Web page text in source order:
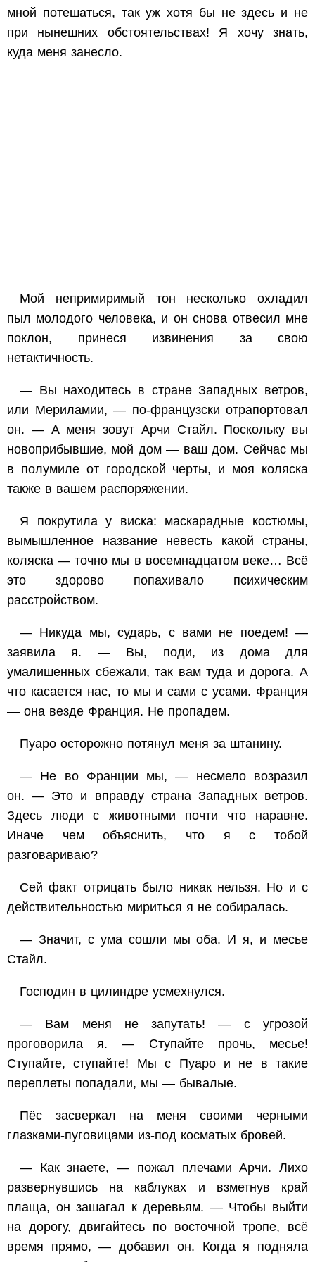
мной потешаться, так уж хотя бы не здесь и не
при нынешних обстоятельствах! Я хочу знать,
куда меня занесло.
Мой непримиримый тон несколько охладил
пыл молодого человека, и он снова отвесил мне
поклон, принеся извинения за свою
нетактичность.
— Вы находитесь в стране Западных ветров,
или Мериламии, — по-французски отрапортовал
он. — А меня зовут Арчи Стайл. Поскольку вы
новоприбывшие, мой дом — ваш дом. Сейчас мы
в полумиле от городской черты, и моя коляска
также в вашем распоряжении.
Я покрутила у виска: маскарадные костюмы,
вымышленное название невесть какой страны,
коляска — точно мы в восемнадцатом веке… Всё
это здорово попахивало психическим
расстройством.
— Никуда мы, сударь, с вами не поедем! —
заявила я. — Вы, поди, из дома для
умалишенных сбежали, так вам туда и дорога. А
что касается нас, то мы и сами с усами. Франция
— она везде Франция. Не пропадем.
Пуаро осторожно потянул меня за штанину.
— Не во Франции мы, — несмело возразил
он. — Это и вправду страна Западных ветров.
Здесь люди с животными почти что наравне.
Иначе чем объяснить, что я с тобой
разговариваю?
Сей факт отрицать было никак нельзя. Но и с
действительностью мириться я не собиралась.
— Значит, с ума сошли мы оба. И я, и месье
Стайл.
Господин в цилиндре усмехнулся.
— Вам меня не запутать! — с угрозой
проговорила я. — Ступайте прочь, месье!
Ступайте, ступайте! Мы с Пуаро и не в такие
переплеты попадали, мы — бывалые.
Пёс засверкал на меня своими черными
глазками-пуговицами из-под косматых бровей.
— Как знаете, — пожал плечами Арчи. Лихо
развернувшись на каблуках и взметнув край
плаща, он зашагал к деревьям. — Чтобы выйти
на дорогу, двигайтесь по восточной тропе, всё
время прямо, — добавил он. Когда я подняла